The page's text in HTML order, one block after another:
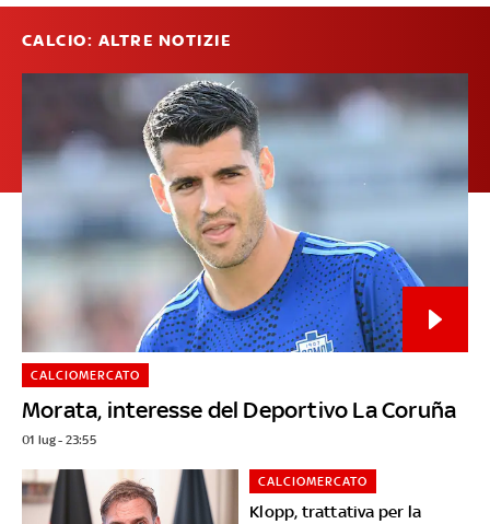
CALCIO: ALTRE NOTIZIE
Morata, interesse del Deportivo La Coruña
CALCIOMERCATO
01 lug - 23:55
Klopp, trattativa per la
CALCIOMERCATO